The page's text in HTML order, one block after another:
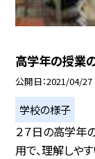
高学年の授業
公開日 2021/04/27
学校の様子
２７日の高学年
用で、理解しや